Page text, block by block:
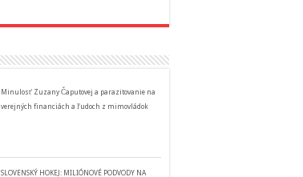
Minulosť Zuzany Čaputovej a parazitovanie na
verejných financiách a ľudoch z mimovládok
SLOVENSKÝ HOKEJ: MILIÓNOVÉ PODVODY NA